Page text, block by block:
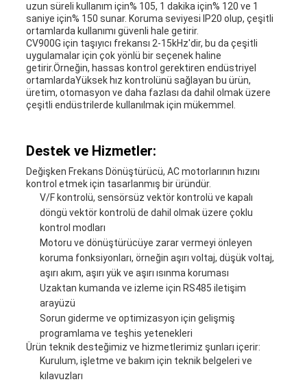
uzun süreli kullanım için% 105, 1 dakika için% 120 ve 1
saniye için% 150 sunar. Koruma seviyesi IP20 olup, çeşitli
ortamlarda kullanımı güvenli hale getirir.
CV900G için taşıyıcı frekansı 2-15kHz'dir, bu da çeşitli
uygulamalar için çok yönlü bir seçenek haline
getirir.Örneğin, hassas kontrol gerektiren endüstriyel
ortamlardaYüksek hız kontrolünü sağlayan bu ürün,
üretim, otomasyon ve daha fazlası da dahil olmak üzere
çeşitli endüstrilerde kullanılmak için mükemmel.
Destek ve Hizmetler:
Değişken Frekans Dönüştürücü, AC motorlarının hızını
kontrol etmek için tasarlanmış bir üründür.
V/F kontrolü, sensörsüz vektör kontrolü ve kapalı
döngü vektör kontrolü de dahil olmak üzere çoklu
kontrol modları
Motoru ve dönüştürücüye zarar vermeyi önleyen
koruma fonksiyonları, örneğin aşırı voltaj, düşük voltaj,
aşırı akım, aşırı yük ve aşırı ısınma koruması
Uzaktan kumanda ve izleme için RS485 iletişim
arayüzü
Sorun giderme ve optimizasyon için gelişmiş
programlama ve teşhis yetenekleri
Ürün teknik desteğimiz ve hizmetlerimiz şunları içerir:
Kurulum, işletme ve bakım için teknik belgeleri ve
kılavuzları